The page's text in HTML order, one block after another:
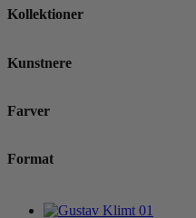
Kollektioner
Kunstnere
Farver
Format